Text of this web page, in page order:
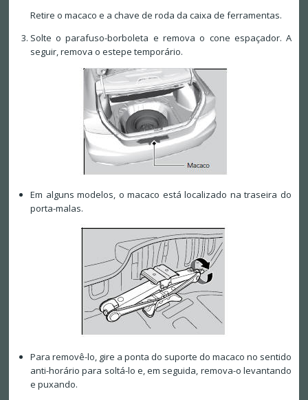
Retire o macaco e a chave de roda da caixa de ferramentas.
Solte o parafuso-borboleta e remova o cone espaçador. A
seguir, remova o estepe temporário.
Em alguns modelos, o macaco está localizado na traseira do
porta-malas.
Para removê-lo, gire a ponta do suporte do macaco no sentido
anti-horário para soltá-lo e, em seguida, remova-o levantando
e puxando.